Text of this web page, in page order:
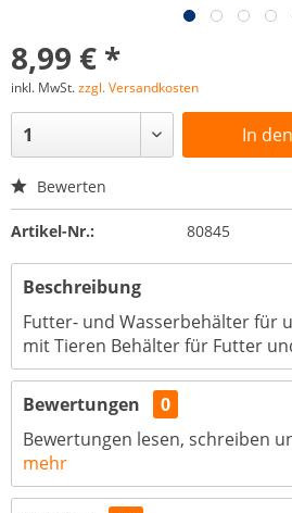
8,99 € *
inkl. MwSt.zzgl. Versandkosten
In den
Bewerten
Artikel-Nr.: 80845
Beschreibung
Futter- und Wasserbehälter für
mit Tieren Behälter für Futter
Bewertungen
0
Bewertungen lesen, schreiben
mehr